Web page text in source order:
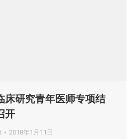
床研究青年医师专项结
开
2018年1月11日